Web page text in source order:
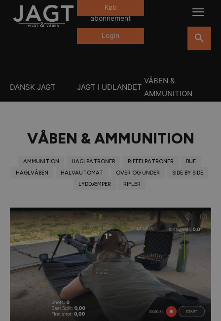
Køb
abonnement
Login
DANSK JAGT JAGT I UDLANDET
VÅBEN &
AMMUNITION
VÅBEN & AMMUNITION
AMMUNITION HAGLPATRONER RIFFELPATRONER
BUE
HAGLVÅBEN
HALVAUTOMAT OVER OG UNDER
SIDE BY SIDE
LYDDÆMPER
RIFLER